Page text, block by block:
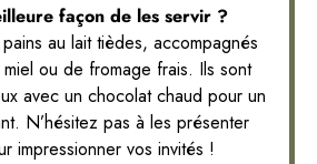
façon de les servir ?
au lait tièdes, accompagnés
ou de fromage frais. Ils sont
avec un chocolat chaud pour un
N’hésitez pas à les présenter
impressionner vos invités !